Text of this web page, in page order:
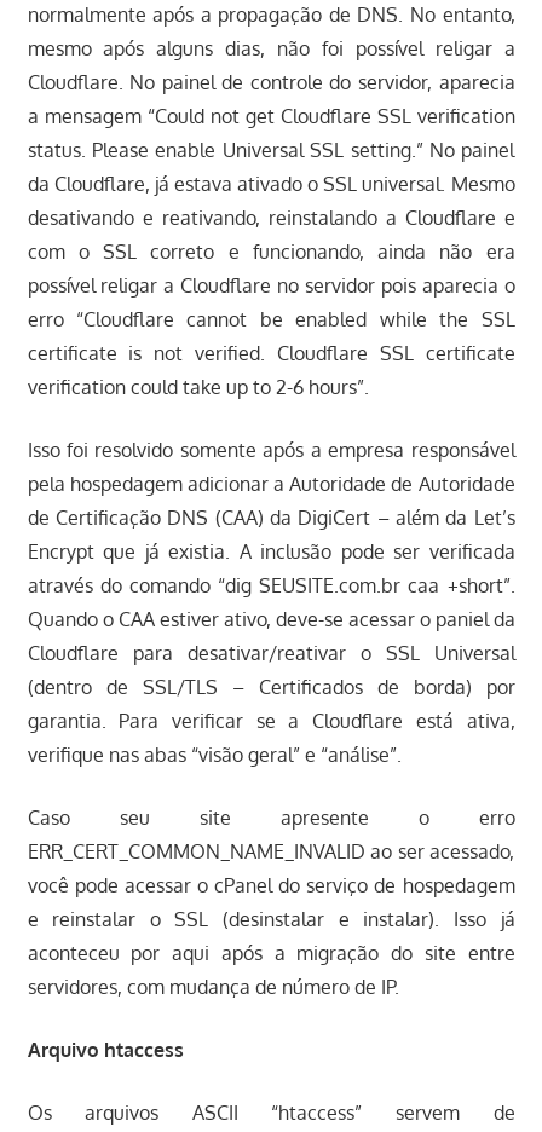
normalmente após a propagação de DNS. No entanto,
mesmo após alguns dias, não foi possível religar a
Cloudflare. No painel de controle do servidor, aparecia
a mensagem “Could not get Cloudflare SSL verification
status. Please enable Universal SSL setting.” No painel
da Cloudflare, já estava ativado o SSL universal. Mesmo
desativando e reativando, reinstalando a Cloudflare e
com o SSL correto e funcionando, ainda não era
possível religar a Cloudflare no servidor pois aparecia o
erro “Cloudflare cannot be enabled while the SSL
certificate is not verified. Cloudflare SSL certificate
verification could take up to 2-6 hours”.
Isso foi resolvido somente após a empresa responsável
pela hospedagem adicionar a Autoridade de Autoridade
de Certificação DNS (CAA) da DigiCert – além da Let’s
Encrypt que já existia. A inclusão pode ser verificada
através do comando “dig SEUSITE.com.br caa +short”.
Quando o CAA estiver ativo, deve-se acessar o paniel da
Cloudflare para desativar/reativar o SSL Universal
(dentro de SSL/TLS – Certificados de borda) por
garantia. Para verificar se a Cloudflare está ativa,
verifique nas abas “visão geral” e “análise”.
Caso seu site apresente o erro
ERR_CERT_COMMON_NAME_INVALID ao ser acessado,
você pode acessar o cPanel do serviço de hospedagem
e reinstalar o SSL (desinstalar e instalar). Isso já
aconteceu por aqui após a migração do site entre
servidores, com mudança de número de IP.
Arquivo htaccess
Os arquivos ASCII “htaccess” servem de